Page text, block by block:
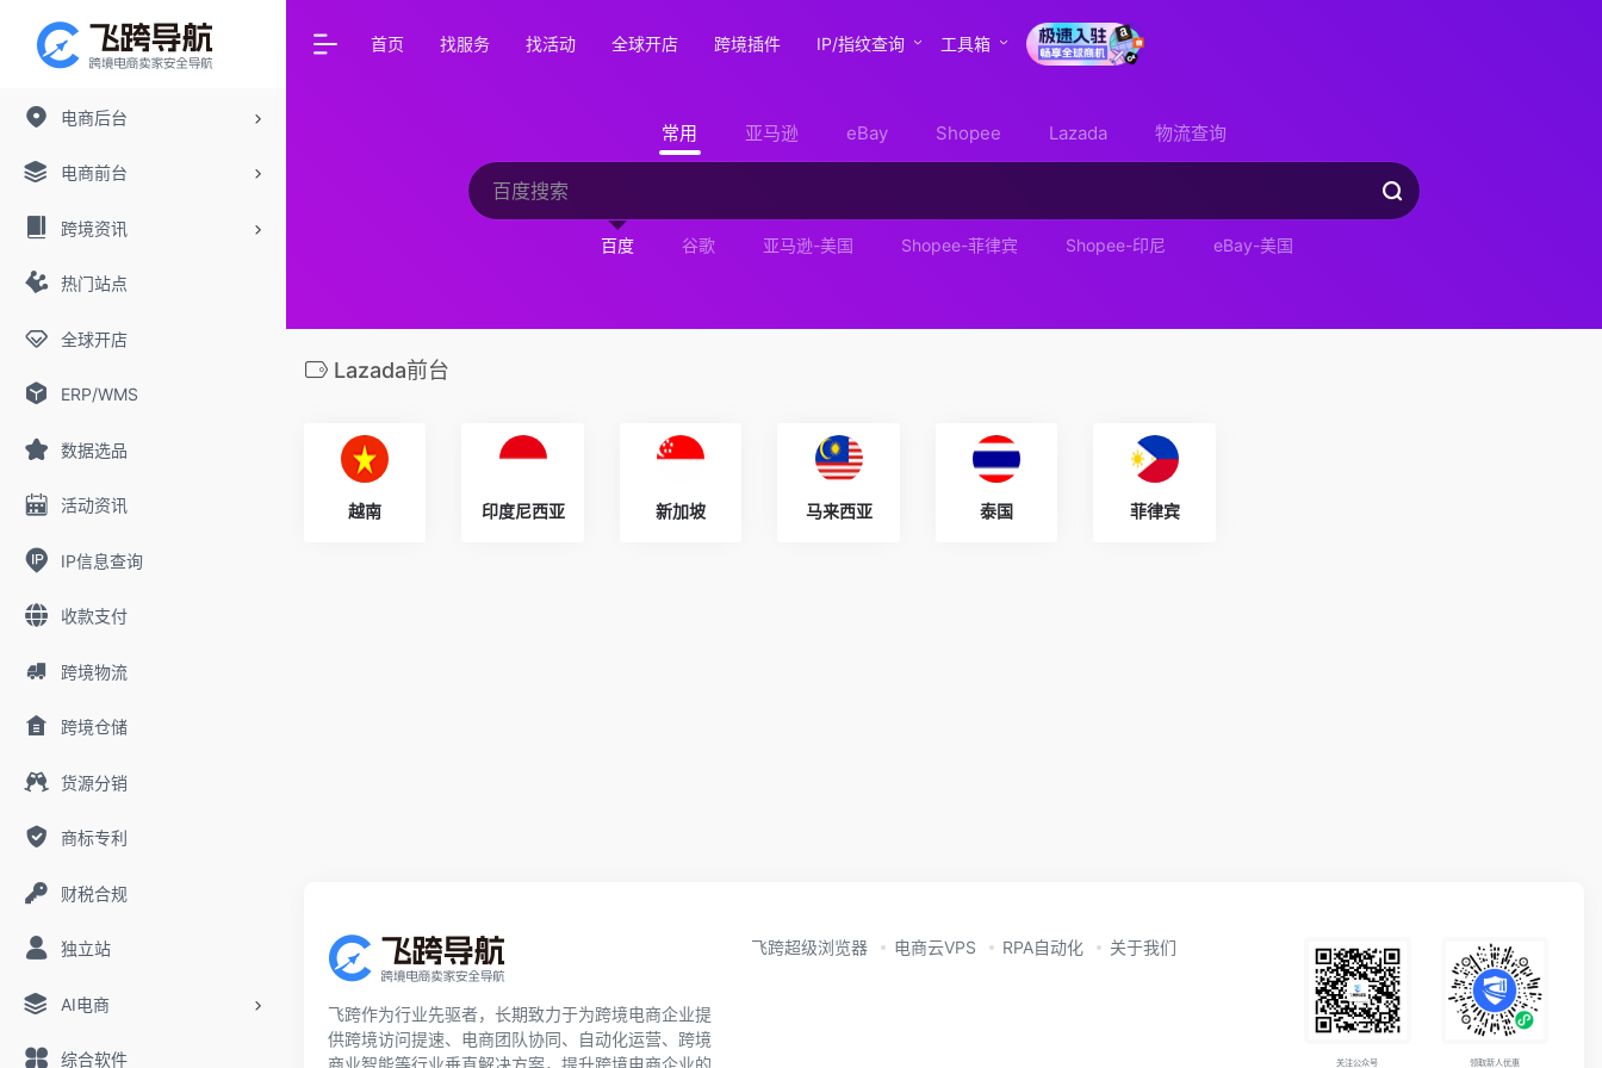
电商后台
电商前台
跨境资讯
热门站点
全球开店
ERP/WMS
数据选品
活动资讯
IP信息查询
收款支付
跨境物流
跨境仓储
货源分销
商标专利
财税合规
独立站
AI电商
综合软件
首页 找服务 找活动 全球开店 跨境插件 IP/指纹查询 工具箱
常用 亚马逊 eBay Shopee Lazada 物流查询
百度 谷歌 亚马逊-美国 Shopee-菲律宾 Shopee-印尼 eBay-美国
Lazada前台
越南 印度尼西亚 新加坡 马来西亚 泰国 菲律宾
飞跨作为行业先驱者，长期致力于为跨境电商企业提
供跨境访问提速、电商团队协同、自动化运营、跨境
商业智能等行业垂直解决方案，提升跨境电商企业的
飞跨超级浏览器 电商云VPS RPA自动化 关于我们
关注公众号 领取新人优惠